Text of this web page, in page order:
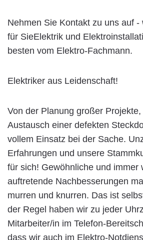
Nehmen Sie Kontakt zu uns auf -
für SieElektrik und
besten vom Elektro-Fachmann.
Elektriker aus Leidenschaft!
Von der Planung großer Projekte,
Austausch einer defekten
vollem Einsatz bei der Sache.
Erfahrungen und unsere
für sich! Gewöhnliche und immer
auftretende Nachbesserungen
murren und knurren. Das ist
der Regel haben wir zu jeder
Mitarbeiter/in im Telefon-
dass wir auch im Elektro-